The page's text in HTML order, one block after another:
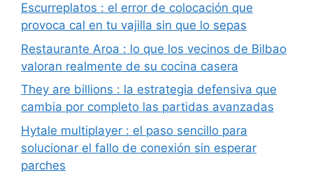
Escurreplatos : el error de colocación que
provoca cal en tu vajilla sin que lo sepas
Restaurante Aroa : lo que los vecinos de Bilbao
valoran realmente de su cocina casera
They are billions : la estrategia defensiva que
cambia por completo las partidas avanzadas
Hytale multiplayer : el paso sencillo para
solucionar el fallo de conexión sin esperar
parches